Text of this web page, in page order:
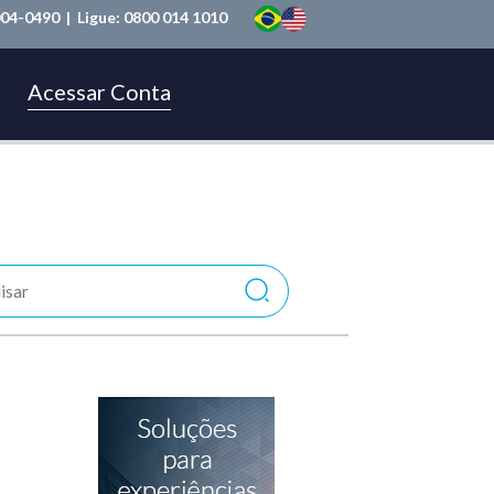
0490 | Ligue: 0800 014 1010
Acessar Conta